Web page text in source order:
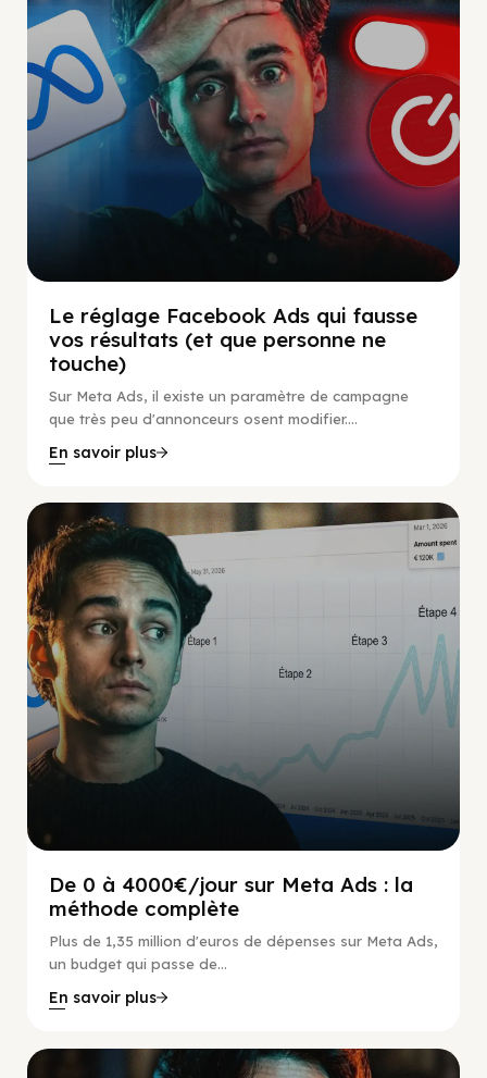
Le réglage Facebook Ads qui fausse
vos résultats (et que personne ne
touche)
Sur Meta Ads, il existe un paramètre de campagne
que très peu d'annonceurs osent modifier....
En savoir plus
De 0 à 4000€/jour sur Meta Ads : la
méthode complète
Plus de 1,35 million d'euros de dépenses sur Meta Ads,
un budget qui passe de...
En savoir plus